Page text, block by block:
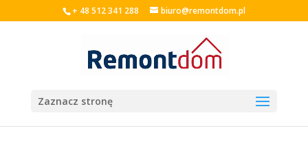
+ 48 512 341 288 biuro@remontdom.pl
Zaznacz stronę